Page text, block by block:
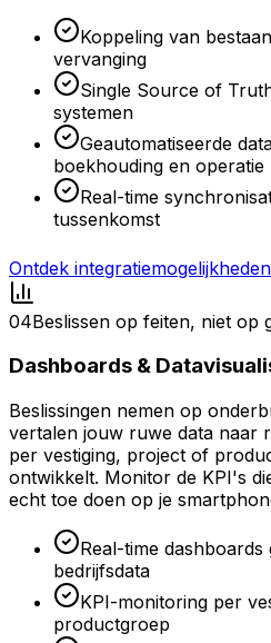
Koppeling van
vervanging
Single Source of
systemen
Geautomatiseerde
boekhouding en operatie
Real-time
tussenkomst
Ontdek integratiemogelijkheden
04Beslissen op feiten, niet op
Dashboards &
Beslissingen nemen op
vertalen jouw ruwe data naar
per vestiging, project of
ontwikkelt. Monitor de KPI's
echt toe doen op je
Real-time
bedrijfsdata
KPI-monitoring per
productgroep